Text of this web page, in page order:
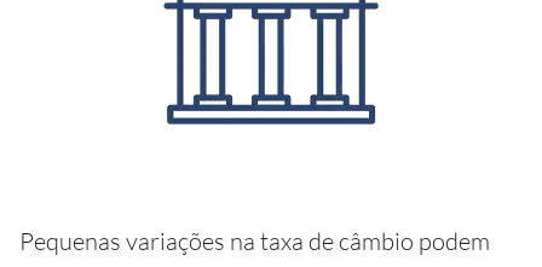
Pequenas variações na taxa de câmbio podem